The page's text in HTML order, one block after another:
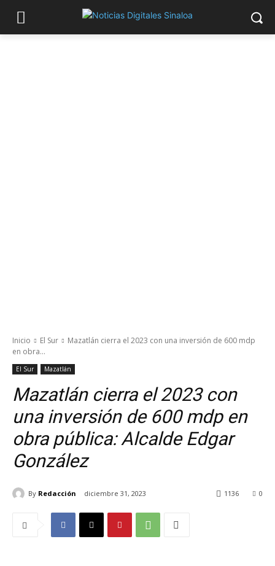
Inicio El Sur
Mazatlán cierra el 2023 con una inversión de 600 mdp
en obra...
El Sur Mazatlán
Mazatlán cierra el 2023 con
una inversión de 600 mdp en
obra pública: Alcalde Edgar
González
By Redacción diciembre 31, 2023 0
1136